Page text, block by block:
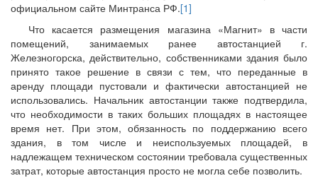
официальном сайте Минтранса РФ.[1]
Что касается размещения магазина «Магнит» в части
помещений, занимаемых ранее автостанцией г.
Железногорска, действительно, собственниками здания было
принято такое решение в связи с тем, что переданные в
аренду площади пустовали и фактически автостанцией не
использовались. Начальник автостанции также подтвердила,
что необходимости в таких больших площадях в настоящее
время нет. При этом, обязанность по поддержанию всего
здания, в том числе и неиспользуемых площадей, в
надлежащем техническом состоянии требовала существенных
затрат, которые автостанция просто не могла себе позволить.